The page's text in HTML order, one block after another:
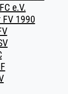
e.V.
FV 1990